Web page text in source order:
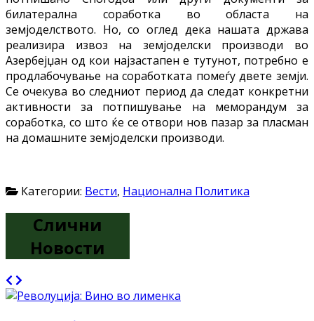
билатерална соработка во областа на
земјоделството. Но, со оглед дека нашата држава
реализира извоз на земјоделски производи во
Азербејџан од кои најзастапен е тутунот, потребно е
продлабочување на соработката помеѓу двете земји.
Се очекува во следниот период да следат конкретни
активности за потпишување на меморандум за
соработка, со што ќе се отвори нов пазар за пласман
на домашните земјоделски производи.
Категории: Вести, Национална Политика
Слични
Новости